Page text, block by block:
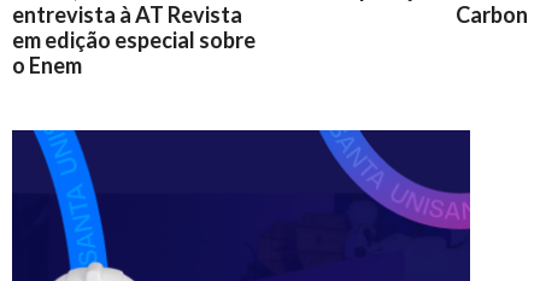
entrevista à AT Revista
em edição especial sobre
o Enem
Carbon